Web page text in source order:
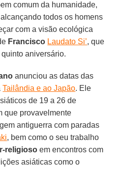
comum da humanidade,
todos os homens
com a visão ecológica
Francisco Laudato Si’, que
aniversário.
anunciou as datas das
Tailândia e ao Japão. Ele
de 19 a 26 de
que provavelmente
antiguerra com paradas
, bem como o seu trabalho
religioso em encontros com
asiáticas como o